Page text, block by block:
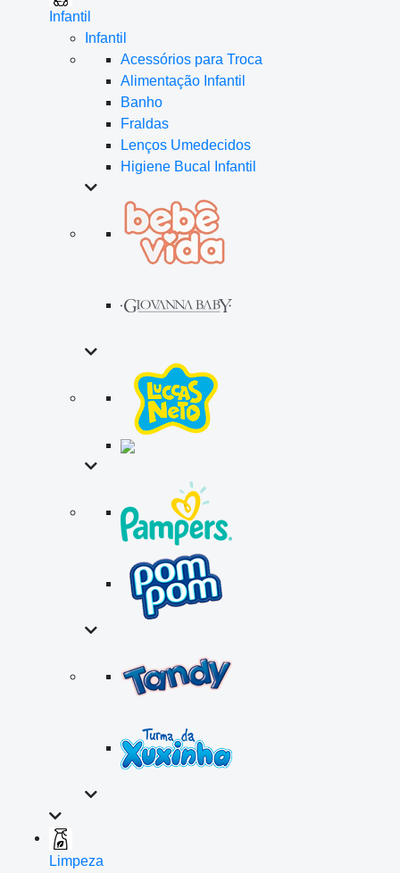
Infantil
Infantil
Acessórios para Troca
Alimentação Infantil
Banho
Fraldas
Lenços Umedecidos
Higiene Bucal Infantil
Limpeza